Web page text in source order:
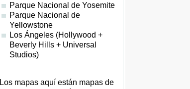
Parque Nacional de Yosemite
Parque Nacional de
Yellowstone
Los Ángeles (Hollywood +
Beverly Hills + Universal
Studios)
Los mapas aquí están mapas de